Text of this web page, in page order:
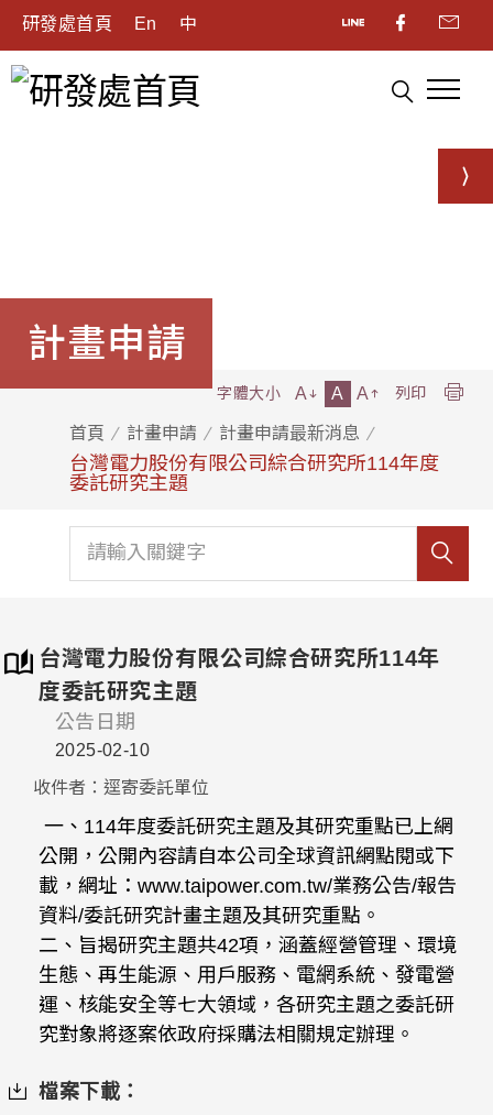
研發處首頁 En 中
計畫申請
首頁 計畫申請 計畫申請最新消息
台灣電力股份有限公司綜合研究所114年度
委託研究主題
字體大小 A A A 列印
台灣電力股份有限公司綜合研究所114年
度委託研究主題
公告日期
2025-02-10
收件者：逕寄委託單位
一、114年度委託研究主題及其研究重點已上網
公開，公開內容請自本公司全球資訊網點閱或下
載，網址：www.taipower.com.tw/業務公告/報告
資料/委託研究計畫主題及其研究重點。
二、旨揭研究主題共42項，涵蓋經營管理、環境
生態、再生能源、用戶服務、電網系統、發電營
運、核能安全等七大領域，各研究主題之委託研
究對象將逐案依政府採購法相關規定辦理。
檔案下載：